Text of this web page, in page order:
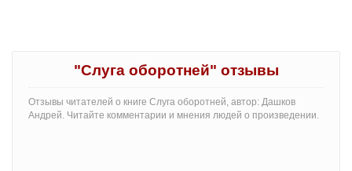
"Слуга оборотней" отзывы
Отзывы читателей о книге Слуга оборотней, автор: Дашков
Андрей. Читайте комментарии и мнения людей о произведении.